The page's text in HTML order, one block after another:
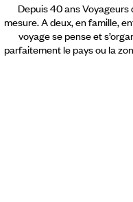
Depuis 40 ans
mesure. A deux, en famille,
voyage se pense et
parfaitement le pays ou la